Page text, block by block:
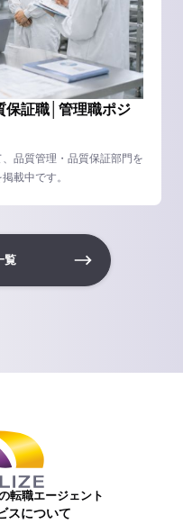
保証職│管理職ポジ
品質管理・品質保証部門を
載中です。
覧
転職エージェント
スについて